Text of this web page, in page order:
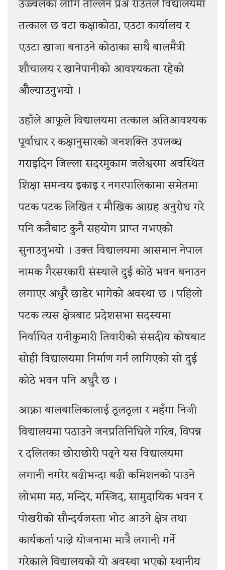
उज्ज्वलका लागि तल्लिन प्रअ राउतले विद्यालयमा
तत्काल छ वटा कक्षाकोठा, एउटा कार्यालय र
एउटा खाजा बनाउने कोठाका साथै बालमैत्री
शौचालय र खानेपानीको आवश्यकता रहेको
औँल्याउनुभयो ।
उहाँले आफूले विद्यालयमा तत्काल अतिआवश्यक
पूर्वाधार र कक्षानुसारको जनशक्ति उपलब्ध
गराइदिन जिल्ला सदरमुकाम जलेश्वरमा अवस्थित
शिक्षा समन्वय इकाइ र नगरपालिकामा समेतमा
पटक पटक लिखित र मौखिक आग्रह अनुरोध गरे
पनि कतैबाट कुनै सहयोग प्राप्त नभएको
सुनाउनुभयो । उक्त विद्यालयमा आसमान नेपाल
नामक गैरसरकारी संस्थाले दुई कोठे भवन बनाउन
लगाएर अधुरै छाडेर भागेको अवस्था छ । पहिलो
पटक त्यस क्षेत्रबाट प्रदेशसभा सदस्यमा
निर्वाचित रानीकुमारी तिवारीको संसदीय कोषबाट
सोही विद्यालयमा निर्माण गर्न लागिएको सो दुई
कोठे भवन पनि अधुरै छ ।
आफ्ना बालबालिकालाई ठूलठूला र महँगा निजी
विद्यालयमा पठाउने जनप्रतिनिधिले गरिब, विपन्न
र दलितका छोराछोरी पढ्ने यस विद्यालयमा
लगानी नगरेर बढीभन्दा बढी कमिशनको पाउने
लोभमा मठ, मन्दिर, मस्जिद, सामुदायिक भवन र
पोखरीको सौन्दर्यजस्ता भोट आउने क्षेत्र तथा
कार्यकर्ता पाल्ने योजनामा मात्रै लगानी गर्ने
गरेकाले विद्यालयको यो अवस्था भएको स्थानीय